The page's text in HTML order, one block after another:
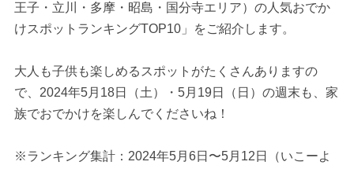
王子・立川・多摩・昭島・国分寺エリア）の人気おでか
けスポットランキングTOP10」をご紹介します。
大人も子供も楽しめるスポットがたくさんありますの
で、2024年5月18日（土）・5月19日（日）の週末も、家
族でおでかけを楽しんでくださいね！
※ランキング集計：2024年5月6日〜5月12日（いこーよ